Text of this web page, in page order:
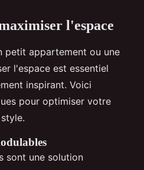
l'espace
petit appartement ou une
l'espace est essentiel
inspirant. Voici
pour optimiser votre
sont une solution